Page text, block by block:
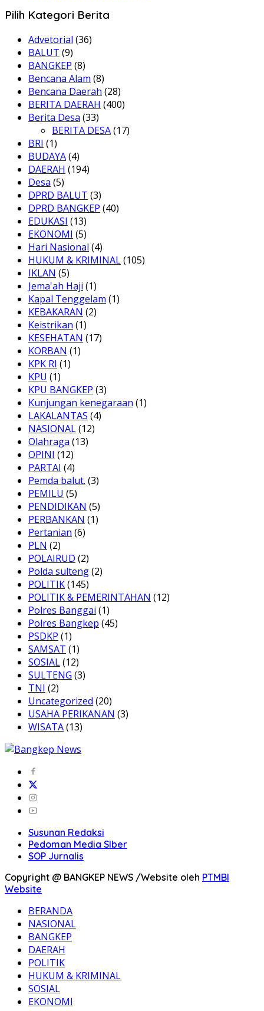
Pilih Kategori Berita
Advetorial (36)
BALUT (9)
BANGKEP (8)
Bencana Alam (8)
Bencana Daerah (28)
BERITA DAERAH (400)
Berita Desa (33)
BERITA DESA(17)
BRI (1)
BUDAYA(4)
DAERAH (194)
Desa (5)
DPRD BALUT (3)
DPRD BANGKEP (40)
EDUKASI (13)
EKONOMI (5)
Hari Nasional (4)
HUKUM & KRIMINAL(105)
IKLAN (5)
Jema'ah Haji (1)
Kapal Tenggelam (1)
KEBAKARAN (2)
Keistrikan (1)
KESEHATAN (17)
KORBAN (1)
KPK RI (1)
KPU (1)
KPU BANGKEP (3)
Kunjungan kenegaraan (1)
LAKALANTAS (4)
NASIONAL(12)
Olahraga (13)
OPINI (12)
PARTAI (4)
Pemda balut. (3)
PEMILU (5)
PENDIDIKAN (5)
PERBANKAN (1)
Pertanian (6)
PLN (2)
POLAIRUD (2)
Polda sulteng(2)
POLITIK(145)
POLITIK & PEMERINTAHAN (12)
Polres Banggai (1)
Polres Bangkep (45)
PSDKP (1)
SAMSAT (1)
SOSIAL(12)
SULTENG (3)
TNI (2)
Uncategorized (20)
USAHA PERIKANAN (3)
WISATA(13)
Susunan Redaksi
Pedoman Media SIber
SOP Jurnalis
Copyright @ BANGKEP NEWS /Website oleh PTMBI
Website
BERANDA
NASIONAL
BANGKEP
DAERAH
POLITIK
HUKUM & KRIMINAL
SOSIAL
EKONOMI